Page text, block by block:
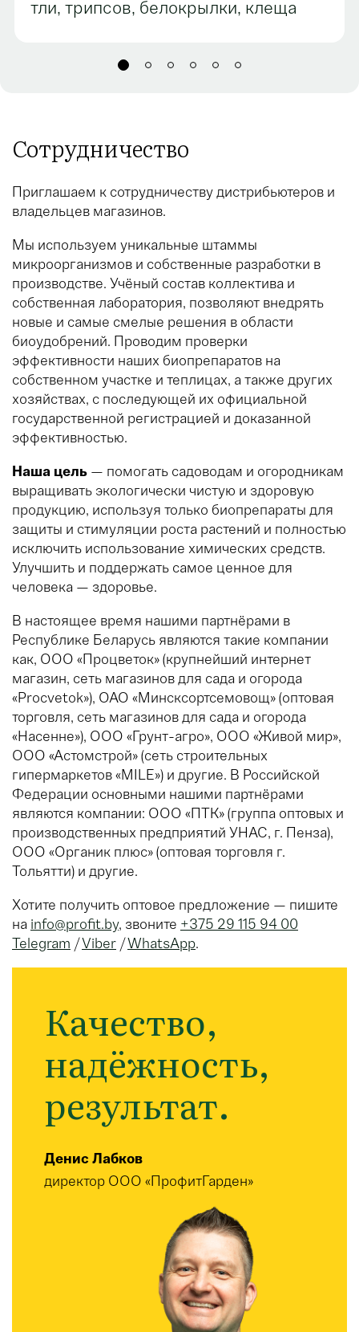
тли, трипсов, белокрылки, клеща
Сотрудничество
Приглашаем к сотрудничеству дистрибьютеров и
владельцев магазинов.
Мы используем уникальные штаммы
микроорганизмов и собственные разработки в
производстве. Учёный состав коллектива и
собственная лаборатория, позволяют внедрять
новые и самые смелые решения в области
биоудобрений. Проводим проверки
эффективности наших биопрепаратов на
собственном участке и теплицах, а также других
хозяйствах, с последующей их официальной
государственной регистрацией и доказанной
эффективностью.
Наша цель — помогать садоводам и огородникам
выращивать экологически чистую и здоровую
продукцию, используя только биопрепараты для
защиты и стимуляции роста растений и полностью
исключить использование химических средств.
Улучшить и поддержать самое ценное для
человека — здоровье.
В настоящее время нашими партнёрами в
Республике Беларусь являются такие компании
как, ООО «Процветок» (крупнейший интернет
магазин, сеть магазинов для сада и огорода
«Procvetok»), ОАО «Минсксортсемовощ» (оптовая
торговля, сеть магазинов для сада и огорода
«Насенне»), ООО «Грунт-агро», ООО «Живой мир»,
ООО «Астомстрой» (сеть строительных
гипермаркетов «MILE») и другие. В Российской
Федерации основными нашими партнёрами
являются компании: ООО «ПТК» (группа оптовых и
производственных предприятий УНАС, г. Пенза),
ООО «Органик плюс» (оптовая торговля г.
Тольятти) и другие.
Хотите получить оптовое предложение — пишите
на info@profit.by, звоните +375 29 115 94 00
Telegram /Viber /WhatsApp.
Качество,
надёжность,
результат.
Денис Лабков
директор ООО «ПрофитГарден»